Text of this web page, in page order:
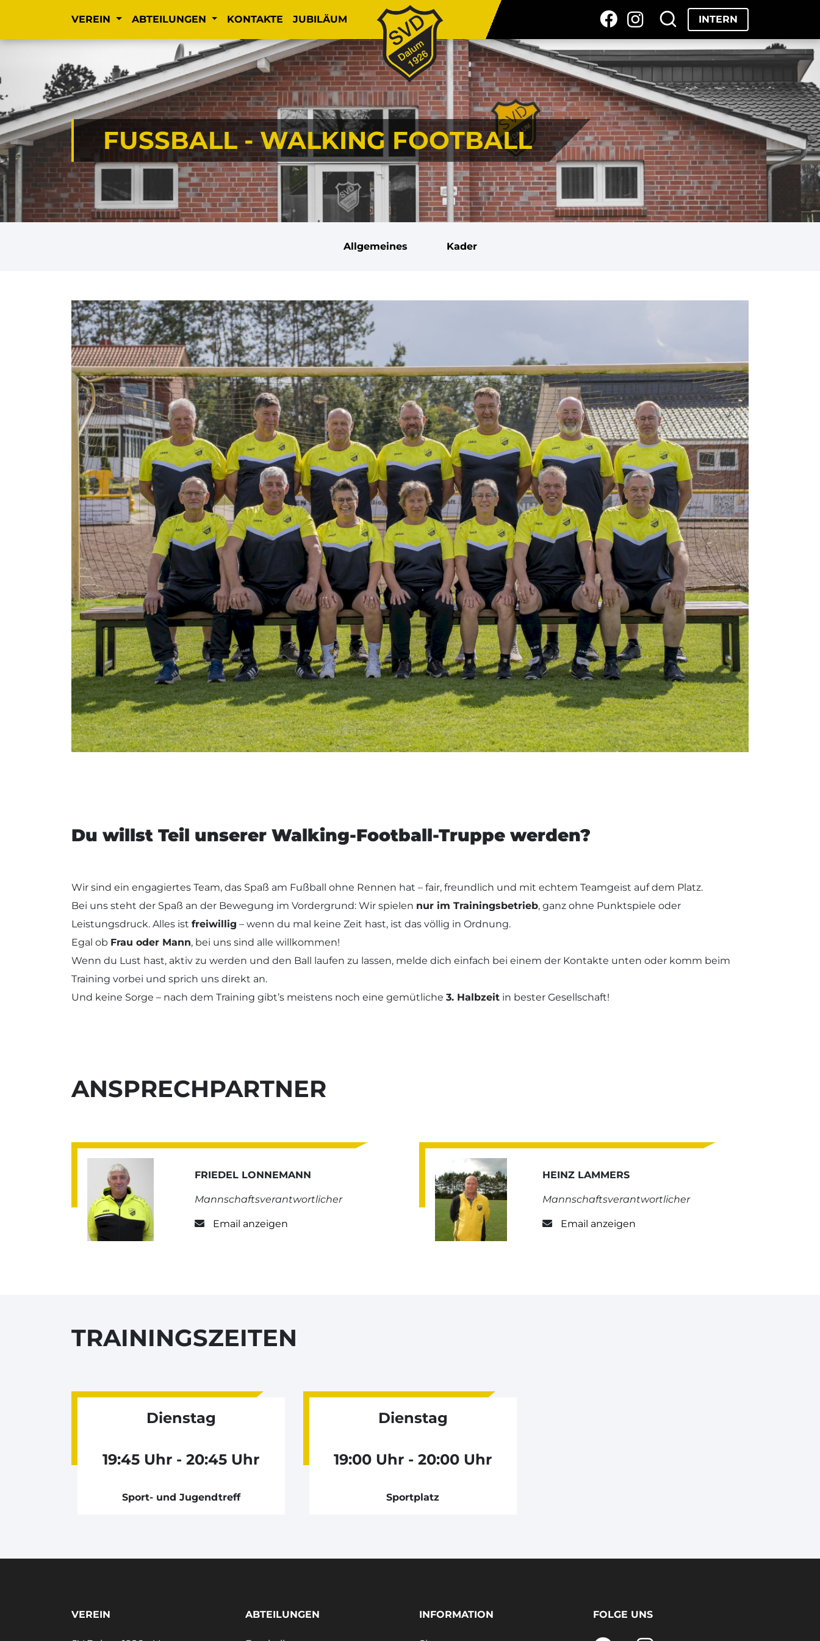
VEREIN ABTEILUNGEN KONTAKTE JUBILÄUM INTERN
FUSSBALL - WALKING FOOTBALL
Allgemeines Kader
Du willst Teil unserer Walking-Football-Truppe werden?
Wir sind ein engagiertes Team, das Spaß am Fußball ohne Rennen hat – fair, freundlich und mit echtem Teamgeist auf dem Platz.
Bei uns steht der Spaß an der Bewegung im Vordergrund: Wir spielen nur im Trainingsbetrieb, ganz ohne Punktspiele oder
Leistungsdruck. Alles ist freiwillig – wenn du mal keine Zeit hast, ist das völlig in Ordnung.
Egal ob Frau oder Mann, bei uns sind alle willkommen!
Wenn du Lust hast, aktiv zu werden und den Ball laufen zu lassen, melde dich einfach bei einem der Kontakte unten oder komm beim
Training vorbei und sprich uns direkt an.
Und keine Sorge – nach dem Training gibt’s meistens noch eine gemütliche 3. Halbzeit in bester Gesellschaft!
ANSPRECHPARTNER
FRIEDEL LONNEMANN
Mannschaftsverantwortlicher
Email anzeigen
HEINZ LAMMERS
Mannschaftsverantwortlicher
Email anzeigen
TRAININGSZEITEN
Dienstag
19:45 Uhr - 20:45 Uhr
Sport- und Jugendtreff
Dienstag
19:00 Uhr - 20:00 Uhr
Sportplatz
VEREIN ABTEILUNGEN INFORMATION FOLGE UNS